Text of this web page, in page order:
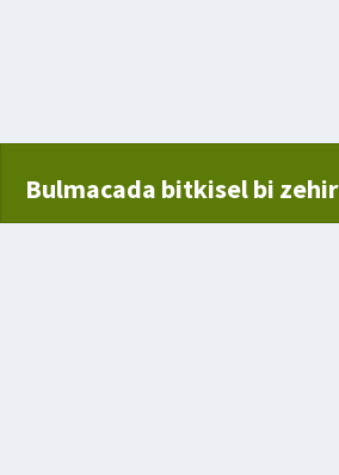
Bulmacada bitkisel bi zehir